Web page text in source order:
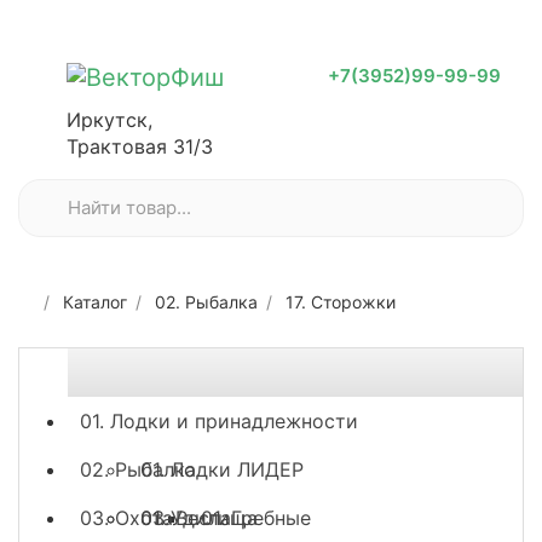
+7(3952)99-99-99
Иркутск,
Трактовая 31/3
Каталог 02. Рыбалка 17. Сторожки
01. Лодки и принадлежности
01. Лодки ЛИДЕР
01. Гребные
03. Весла
02. Рыбалка
01. Удилища
03. Охота